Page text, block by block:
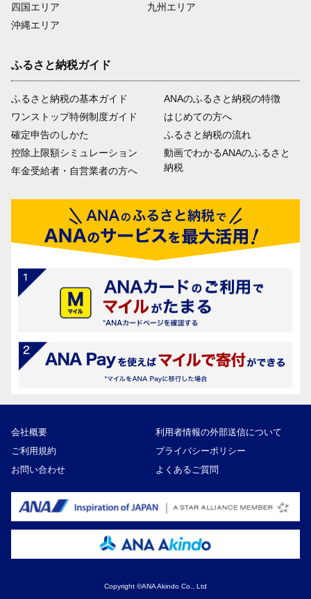
四国エリア
沖縄エリア
九州エリア
ふるさと納税ガイド
ふるさと納税の基本ガイド
ワンストップ特例制度ガイド
確定申告のしかた
控除上限額シミュレーション
年金受給者・自営業者の方へ
ANAのふるさと納税の特徴
はじめての方へ
ふるさと納税の流れ
動画でわかるANAのふるさと
納税
会社概要
利用者情報の外部送信について
ご利用規約
プライバシーポリシー
お問い合わせ
よくあるご質問
Copyright ©ANA Akindo Co., Ltd